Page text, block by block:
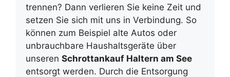
trennen? Dann verlieren Sie keine Zeit und
setzen Sie sich mit uns in Verbindung. So
können zum Beispiel alte Autos oder
unbrauchbare Haushaltsgeräte über
unseren Schrottankauf Haltern am See
entsorgt werden. Durch die Entsorgung